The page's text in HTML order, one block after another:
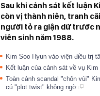
Sau khi cảnh sát kết luận
còn vị thành niên, tranh
người tỏ ra giận dữ trước
viên sinh năm 1988.
Kim Soo Hyun vào viện điều trị
Kết luận của cảnh sát về vụ
Toàn cảnh scandal "chôn vùi"
cú "plot twist" không ngờ